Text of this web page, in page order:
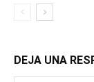
DEJA UNA